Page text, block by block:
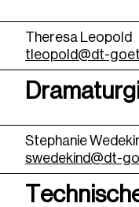
Theresa Leopold
tleopold@dt-
Stephanie
swedekind@dt-